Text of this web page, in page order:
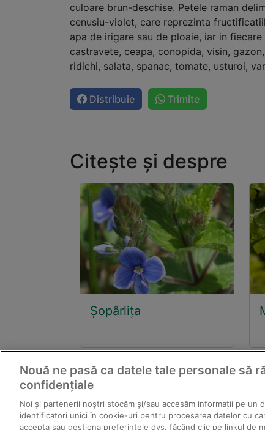
culoare brun-deschise. Petele raman
cenusiu-violet, care reprezinta
apa de irigare sau de ploaie, iar in
castravete, ceapa, conopida, visin,
ridichi, salata, spanac, tomate, usturoi,
Distribuie Trimite
Citește și despre
Șopârlița
©
Textele şi
Nouă ne pasă ca datele tale personale să
confidențiale
Noi și partenerii noștri stocăm și/sau accesăm informații pe un
identificatori unici în cookie-uri pentru procesarea datelor cu
accepta sau gestiona preferințele dvs. făcând clic pe linkul de